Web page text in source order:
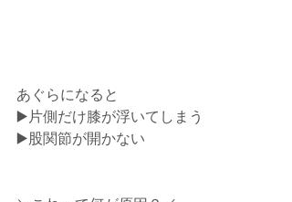
⁡あぐらになると⁡
▶️片側だけ膝が浮いてしまう⁡
▶️股関節が開かない⁡